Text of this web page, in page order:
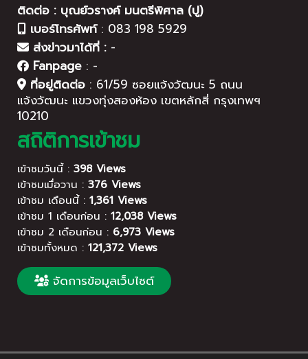
ติดต่อ : บุณย์วรางค์ มนตรีพิศาล (ปู)
เบอร์โทรศัพท์: 083 198 5929
ส่งข่าวมาได้ที่ : -
Fanpage : -
ที่อยู่ติดต่อ : 61/59 ซอยแจ้งวัฒนะ 5 ถนน
แจ้งวัฒนะ แขวงทุ่งสองห้อง เขตหลักสี่ กรุงเทพฯ
10210
สถิติการเข้าชม
เข้าชมวันนี้ : 398 Views
เข้าชมเมื่อวาน : 376 Views
เข้าชม เดือนนี้ : 1,361 Views
เข้าชม 1 เดือนก่อน : 12,038 Views
เข้าชม 2 เดือนก่อน : 6,973 Views
เข้าชมทั้งหมด : 121,372 Views
จัดการข้อมูลเว็บไซต์